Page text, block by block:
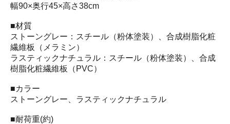
幅90×奥行45×高さ38cm
■材質
ストーングレー：スチール（粉体塗装）、合成樹脂化粧
繊維板（メラミン）
ラスティックナチュラル：スチール（粉体塗装）、合成
樹脂化粧繊維板（PVC）
■カラー
ストーングレー、ラスティックナチュラル
■耐荷重(約)